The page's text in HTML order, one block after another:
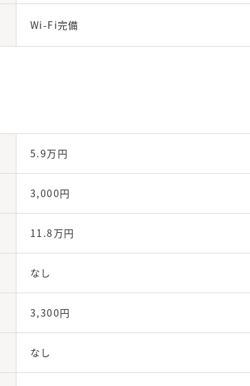
Wi-Fi完備
5.9万円
3,000円
11.8万円
なし
3,300円
なし